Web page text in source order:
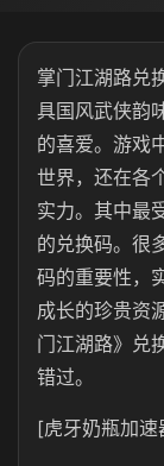
掌门江湖路兑
具国风武侠韵
的喜爱。游戏
世界，还在各
实力。其中最
的兑换码。很
码的重要性，
成长的珍贵资
门江湖路》兑
错过。
[虎牙奶瓶加速